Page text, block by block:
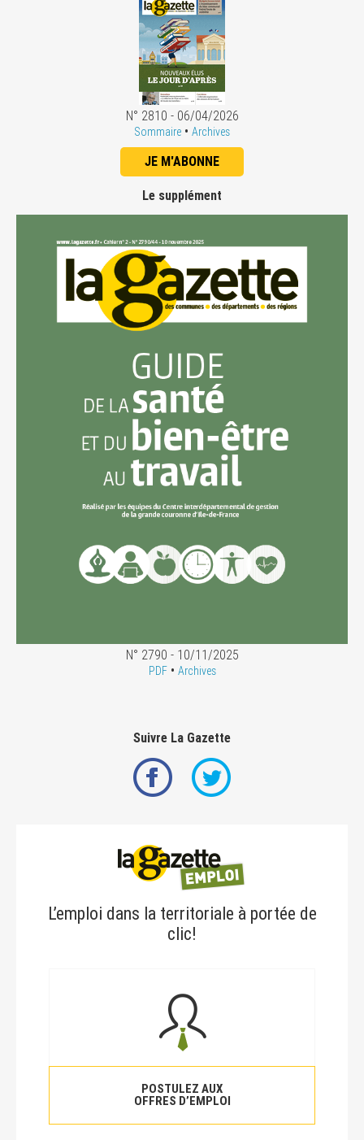
N° 2810 - 06/04/2026
Sommaire • Archives
JE M'ABONNE
Le supplément
N° 2790 - 10/11/2025
PDF• Archives
Suivre La Gazette
L’emploi dans la territoriale à portée de
clic!
POSTULEZ AUX
OFFRES D’EMPLOI